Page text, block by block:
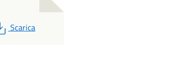
PDF
Scarica